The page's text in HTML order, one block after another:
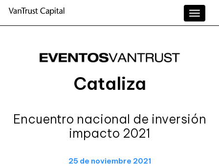
Toggle
Cataliza
Encuentro nacional de inversión
impacto 2021
25 de noviembre 2021